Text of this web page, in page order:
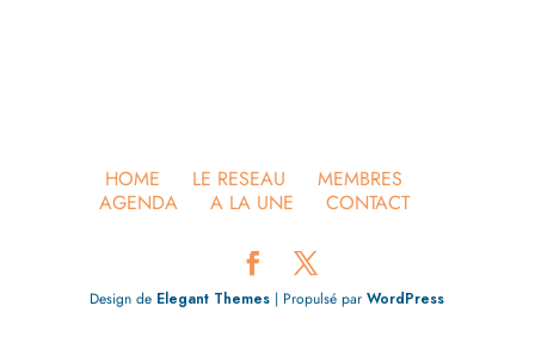
HOME LE RESEAU
MEMBRES
AGENDA
A LA UNE CONTACT
Design de Elegant Themes | Propulsé parWordPress